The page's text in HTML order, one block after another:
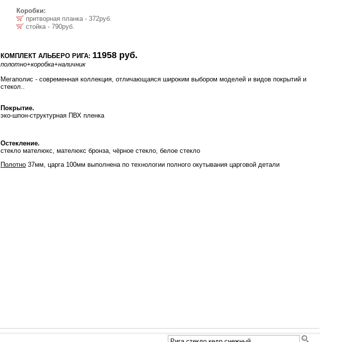
Коробки:
притворная планка - 372руб.
стойка - 790руб.
КОМПЛЕКТ АЛЬБЕРО РИГА: 11958 руб.
полотно+коробка+наличник
Мегаполис - современная коллекция, отличающаяся широким выбором моделей и видов покрытий и
стекол..
Покрытие.
эко-шпон-структурная ПВХ пленка
Остекление.
стекло мателюкс, мателюкс бронза, чёрное стекло, белое стекло
Полотно 37мм, царга 100мм выполнена по технологии полного окутывания царговой детали